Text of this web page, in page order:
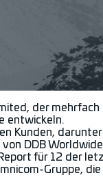
der
entwickeln.
Kunden,
DDB
für 12 der
Gruppe, die